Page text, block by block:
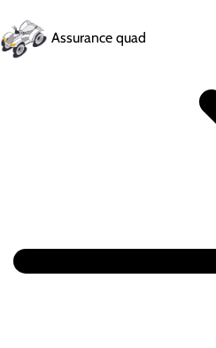
Assurance quad